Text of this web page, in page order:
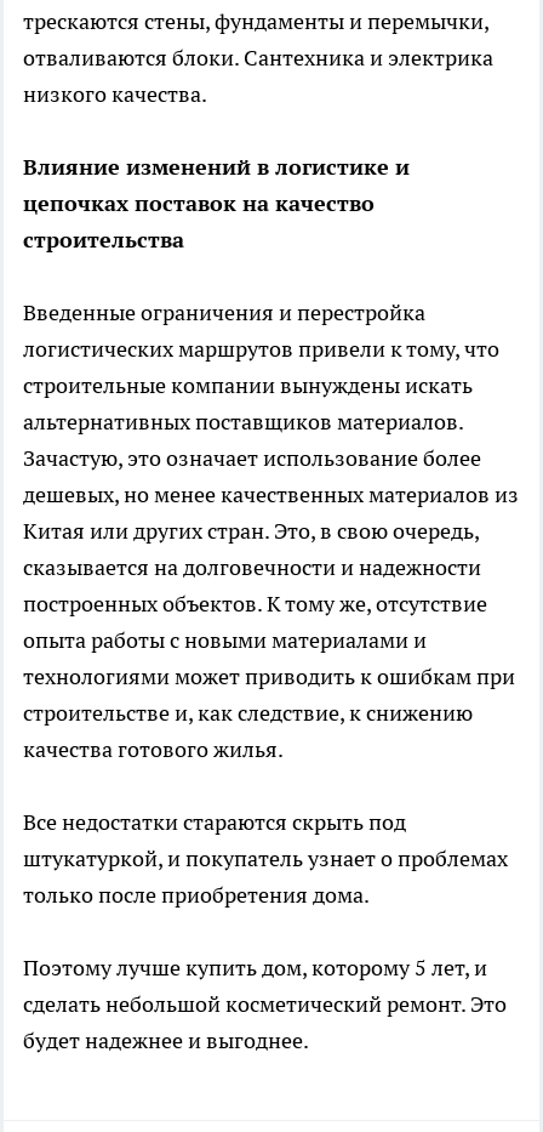
трескаются стены, фундаменты и перемычки,
отваливаются блоки. Сантехника и электрика
низкого качества.
Влияние изменений в логистике и
цепочках поставок на качество
строительства
Введенные ограничения и перестройка
логистических маршрутов привели к тому, что
строительные компании вынуждены искать
альтернативных поставщиков материалов.
Зачастую, это означает использование более
дешевых, но менее качественных материалов из
Китая или других стран. Это, в свою очередь,
сказывается на долговечности и надежности
построенных объектов. К тому же, отсутствие
опыта работы с новыми материалами и
технологиями может приводить к ошибкам при
строительстве и, как следствие, к снижению
качества готового жилья.
Все недостатки стараются скрыть под
штукатуркой, и покупатель узнает о проблемах
только после приобретения дома.
Поэтому лучше купить дом, которому 5 лет, и
сделать небольшой косметический ремонт. Это
будет надежнее и выгоднее.